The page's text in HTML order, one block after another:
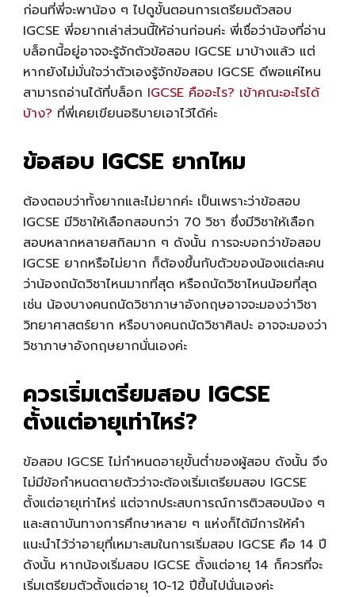
ก่อนที่พี่จะพาน้อง ๆ ไปดูขั้นตอนการเตรียมตัวสอบ
IGCSE พี่อยากเล่าส่วนนี้ให้อ่านก่อนค่ะ พี่เชื่อว่าน้องที่อ่าน
บล็อกนี้อยู่อาจจะรู้จักตัวข้อสอบ IGCSE มาบ้างแล้ว แต่
หากยังไม่มั่นใจว่าตัวเองรู้จักข้อสอบ IGCSE ดีพอแค่ไหน
สามารถอ่านได้ที่บล็อก IGCSE คืออะไร? เข้าคณะอะไรได้
บ้าง? ที่พี่เคยเขียนอธิบายเอาไว้ได้ค่ะ
ข้อสอบ IGCSE ยากไหม
ต้องตอบว่าทั้งยากและไม่ยากค่ะ เป็นเพราะว่าข้อสอบ
IGCSE มีวิชาให้เลือกสอบกว่า 70 วิชา ซึ่งมีวิชาให้เลือก
สอบหลากหลายสกิลมาก ๆ ดังนั้น การจะบอกว่าข้อสอบ
IGCSE ยากหรือไม่ยาก ก็ต้องขึ้นกับตัวของน้องแต่ละคน
ว่าน้องถนัดวิชาไหนมากที่สุด หรือถนัดวิชาไหนน้อยที่สุด
เช่น น้องบางคนถนัดวิชาภาษาอังกฤษอาจจะมองว่าวิชา
วิทยาศาสตร์ยาก หรือบางคนถนัดวิชาศิลปะ อาจจะมองว่า
วิชาภาษาอังกฤษยากนั่นเองค่ะ
ควรเริ่มเตรียมสอบ IGCSE
ตั้งแต่อายุเท่าไหร่?
ข้อสอบ IGCSE ไม่กำหนดอายุขั้นต่ำของผู้สอบ ดังนั้น จึง
ไม่มีข้อกำหนดตายตัวว่าจะต้องเริ่มเตรียมสอบ IGCSE
ตั้งแต่อายุเท่าไหร่ แต่จากประสบการณ์การติวสอบน้อง ๆ
และสถาบันทางการศึกษาหลาย ๆ แห่งก็ได้มีการให้คำ
แนะนำไว้ว่าอายุที่เหมาะสมในการเริ่มสอบ IGCSE คือ 14 ปี
ดังนั้น หากน้องเริ่มสอบ IGCSE ตั้งแต่อายุ 14 ก็ควรที่จะ
เริ่มเตรียมตัวตั้งแต่อายุ 10-12 ปีขึ้นไปนั่นเองค่ะ